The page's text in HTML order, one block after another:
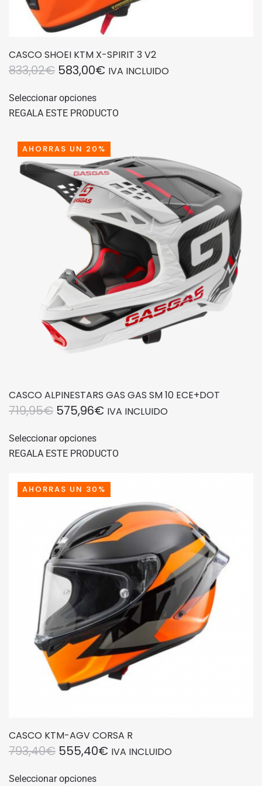
CASCO SHOEI KTM X-SPIRIT 3 V2
833,02€ EL
ORIGINAL
833,02€.
583,00€EL
583,00€.
IVA INCLUIDO
Seleccionar opcionesproducto
tiene
variantes.
Las
opciones
se
pueden
elegir
en
la
página
de
producto
REGALA ESTE PRODUCTO
AHORRAS UN 20%
CASCO ALPINESTARS GAS GAS SM 10 ECE+DOT
719,95€ EL
ORIGINAL
719,95€.
575,96€EL
575,96€.
IVA INCLUIDO
Seleccionar opcionesproducto
tiene
variantes.
opciones
se
elegir
en
página
de
producto
REGALA ESTE PRODUCTO
AHORRAS UN 30%
CASCO KTM-AGV CORSA R
793,40€ EL
555,40€EL
IVA INCLUIDO
Seleccionar opcionesproducto